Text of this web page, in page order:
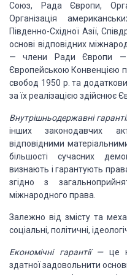
Союз, Рада Європи,
Організація
Південно-Східної Азії,
основі відповідних
—члени Ради Європи
Європейською Конвенцією
свобод 1950 р. та
за їх реалізацією здійснює
Внутрішньодержавні
інших законодавчих
відповідними
більшості сучасних
визнають і гарантують
згідно з
міжнародного права.
Залежно від змісту та
соціальні, політичні,
Економічні гарантії — це
здатної задовольнити